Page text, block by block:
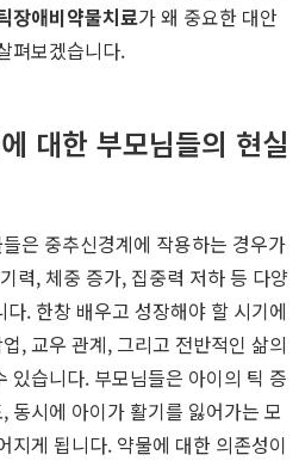
장애비약물치료가 왜 중요한 대안
펴보겠습니다.
대한 부모님들의 현실
은 중추신경계에 작용하는 경우가
력, 체중 증가, 집중력 저하 등 다양
. 한창 배우고 성장해야 할 시기에
, 교우 관계, 그리고 전반적인 삶의
있습니다. 부모님들은 아이의 틱 증
동시에 아이가 활기를 잃어가는 모
지게 됩니다. 약물에 대한 의존성이